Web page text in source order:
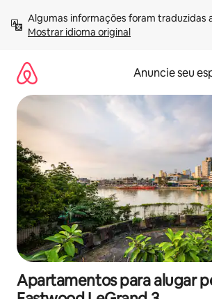
para
Mostrar idioma original
Anuncie seu
Apartamentos para alugar